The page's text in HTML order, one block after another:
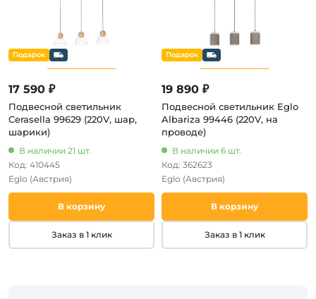
17 590 ₽
Подвесной светильник
Cerasella 99629 (220V, шар,
шарики)
В наличии 21 шт.
Код: 410445
Eglo (Австрия)
В корзину
Заказ в 1 клик
19 890 ₽
Подвесной светильник Eglo
Albariza 99446 (220V, на
проводе)
В наличии 6 шт.
Код: 362623
Eglo (Австрия)
В корзину
Заказ в 1 клик